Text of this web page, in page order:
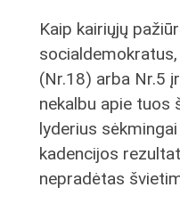
Kaip kairiųjų
(Nr.18) arba Nr.5
nekalbu apie tuos
lyderius
kadencijos
nepradėtas